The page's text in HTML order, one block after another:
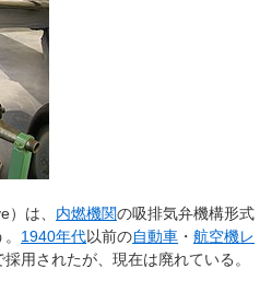
）は、 内燃機関の吸排気弁機構形式
1940年代以前の自動車 ・ 航空機レ
用されたが、現在は廃れている。